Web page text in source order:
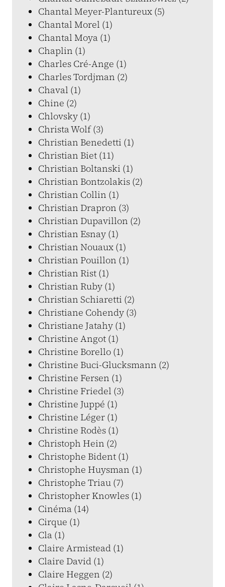
Chantal Meyer-Plantureux (5)
Chantal Morel (1)
Chantal Moya (1)
Chaplin (1)
Charles Cré-Ange (1)
Charles Tordjman (2)
Chaval (1)
Chine (2)
Chlovsky (1)
Christa Wolf (3)
Christian Benedetti (1)
Christian Biet (11)
Christian Boltanski (1)
Christian Bontzolakis (2)
Christian Collin (1)
Christian Drapron (3)
Christian Dupavillon (2)
Christian Esnay (1)
Christian Nouaux (1)
Christian Pouillon (1)
Christian Rist (1)
Christian Ruby (1)
Christian Schiaretti (2)
Christiane Cohendy (3)
Christiane Jatahy (1)
Christine Angot (1)
Christine Borello (1)
Christine Buci-Glucksmann (2)
Christine Fersen (1)
Christine Friedel (3)
Christine Juppé (1)
Christine Léger (1)
Christine Rodès (1)
Christoph Hein (2)
Christophe Bident (1)
Christophe Huysman (1)
Christophe Triau (7)
Christopher Knowles (1)
Cinéma (14)
Cirque (1)
Cla (1)
Claire Armistead (1)
Claire David (1)
Claire Heggen (2)